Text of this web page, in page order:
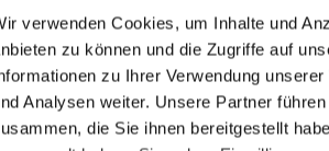
verwenden Cookies, um Inhalte und
zu können und die Zugriffe auf
zu Ihrer Verwendung
Analysen weiter. Unsere Partner
die Sie ihnen bereitgestellt
WEST eG
Münster
RUW-
Nordrhein